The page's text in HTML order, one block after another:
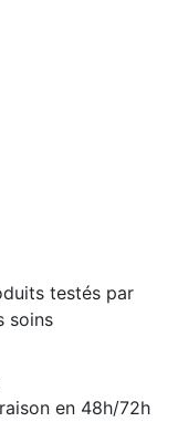
testés par
soins
en 48h/72h